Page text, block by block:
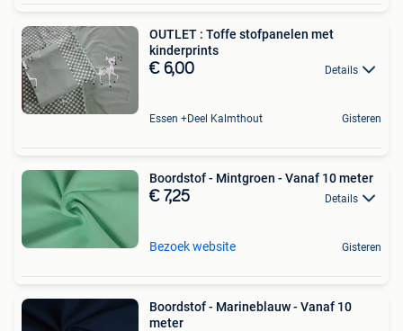
OUTLET : Toffe stofpanelen met
kinderprints
€ 6,00 Details
Essen +Deel Kalmthout Gisteren
Boordstof - Mintgroen - Vanaf 10 meter
€ 7,25 Details
Bezoek website Gisteren
Boordstof - Marineblauw - Vanaf 10
meter